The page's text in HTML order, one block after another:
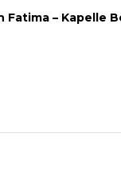
– Kapelle